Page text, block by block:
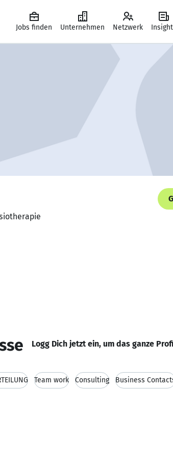
Jobs finden Unternehmen Netzwerk
Logg Dich jetzt ein, um das ganze
Team work Consulting Business